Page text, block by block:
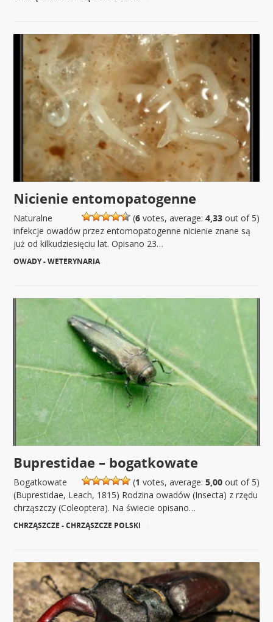
Nicienie entomopatogenne
(6votes, average: 4,33out of 5)
Naturalne
infekcje owadów przez entomopatogenne nicienie znane są
już od kilkudziesięciu lat. Opisano 23…
OWADY - WETERYNARIA
Buprestidae – bogatkowate
(1 votes, average: 5,00out of 5)
Bogatkowate
(Buprestidae, Leach, 1815) Rodzina owadów (Insecta) z rzędu
chrząszczy (Coleoptera). Na świecie opisano…
CHRZĄSZCZE - CHRZĄSZCZE POLSKI